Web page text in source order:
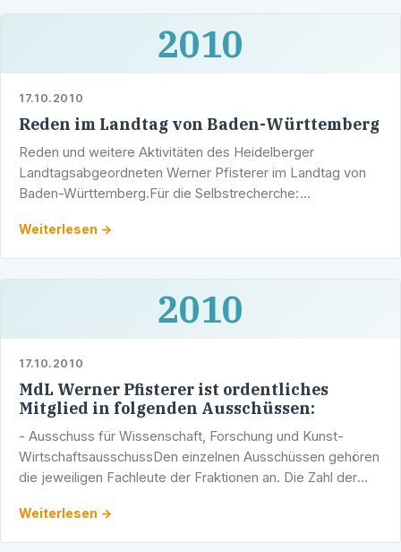
2010
17.10.2010
Reden im Landtag von Baden-Württemberg
Reden und weitere Aktivitäten des Heidelberger
Landtagsabgeordneten Werner Pfisterer im Landtag von
Baden-Württemberg.Für die Selbstrecherche:
Weiterlesen →
2010
17.10.2010
MdL Werner Pfisterer ist ordentliches
Mitglied in folgenden Ausschüssen:
- Ausschuss für Wissenschaft, Forschung und Kunst-
WirtschaftsausschussDen einzelnen Ausschüssen gehören
die jeweiligen Fachleute der Fraktionen an. Die Zahl der
Weiterlesen →